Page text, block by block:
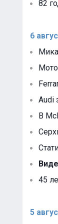
82
6
Audi
В
45
5